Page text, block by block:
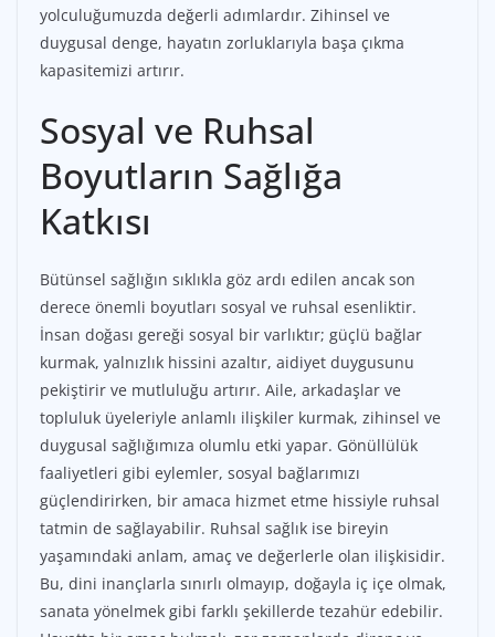
yolculuğumuzda değerli adımlardır. Zihinsel ve
duygusal denge, hayatın zorluklarıyla başa çıkma
kapasitemizi artırır.
Sosyal ve Ruhsal
Boyutların Sağlığa
Katkısı
Bütünsel sağlığın sıklıkla göz ardı edilen ancak son
derece önemli boyutları sosyal ve ruhsal esenliktir.
İnsan doğası gereği sosyal bir varlıktır; güçlü bağlar
kurmak, yalnızlık hissini azaltır, aidiyet duygusunu
pekiştirir ve mutluluğu artırır. Aile, arkadaşlar ve
topluluk üyeleriyle anlamlı ilişkiler kurmak, zihinsel ve
duygusal sağlığımıza olumlu etki yapar. Gönüllülük
faaliyetleri gibi eylemler, sosyal bağlarımızı
güçlendirirken, bir amaca hizmet etme hissiyle ruhsal
tatmin de sağlayabilir. Ruhsal sağlık ise bireyin
yaşamındaki anlam, amaç ve değerlerle olan ilişkisidir.
Bu, dini inançlarla sınırlı olmayıp, doğayla iç içe olmak,
sanata yönelmek gibi farklı şekillerde tezahür edebilir.